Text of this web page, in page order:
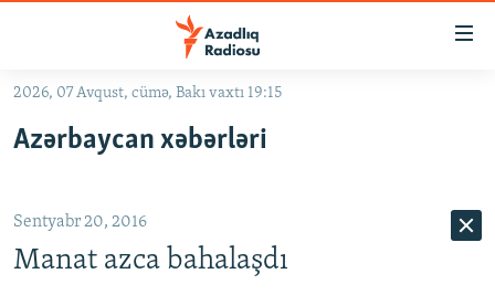
Əsas
qayıt
qayıt
Axtarışa
#ƏSLINDƏ
2026, 07 Avqust, cümə, Bakı vaxtı 19:15
Azərbaycan xəbərləri
Sentyabr 20, 2016
Manat azca bahalaşdı